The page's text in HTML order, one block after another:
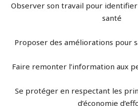
Observer son travail pour
santé
Proposer des améliorations pour
Faire remonter l’information aux
Se protéger en respectant les
d’économie